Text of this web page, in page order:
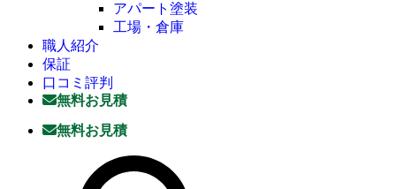
アパート塗装
工場・倉庫
職人紹介
保証
口コミ評判
無料お見積
無料お見積